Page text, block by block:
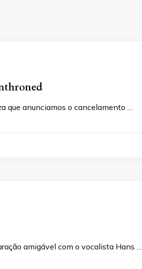
que anunciamos o cancelamento …
amigável com o vocalista Hans …